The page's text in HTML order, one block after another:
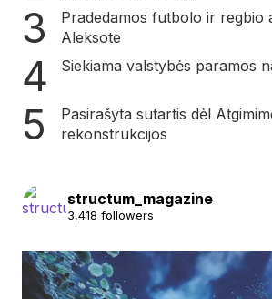
Pradedamos futbolo ir regbio
Aleksote
Siekiama valstybės paramos
Pasirašyta sutartis dėl
rekonstrukcijos
structum_magazine
3,418 followers